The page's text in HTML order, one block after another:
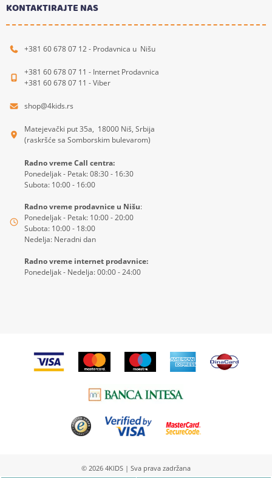
KONTAKTIRAJTE NAS
+381 60 678 07 12 - Prodavnica u Nišu
+381 60 678 07 11 - Internet Prodavnica
+381 60 678 07 11 - Viber
shop@4kids.rs
Matejevački put 35a, 18000 Niš, Srbija
(raskršće sa Somborskim bulevarom)
Radno vreme Call centra:
Ponedeljak - Petak: 08:30 - 16:30
Subota: 10:00 - 16:00
Radno vreme prodavnice u Nišu:
Ponedeljak - Petak: 10:00 - 20:00
Subota: 10:00 - 18:00
Nedelja: Neradni dan
Radno vreme internet prodavnice:
Ponedeljak - Nedelja: 00:00 - 24:00
© 2026 4KIDS | Sva prava zadržana